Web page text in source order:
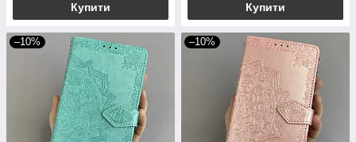
Купити Купити
–10% –10%